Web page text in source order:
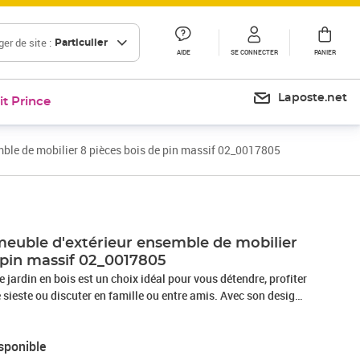
de site : Particulier
AIDE SE CONNECTER PANIER
Prince Laposte.net
de mobilier 8 pièces bois de pin massif 02_0017805
d'extérieur ensemble de mobilier
massif 02_0017805
jardin en bois est un choix idéal pour vous détendre, profiter
ou discuter en famille ou entre amis. Avec son design
de canapés en bois ajoute une touche de charme
est très durable, résistant aux intempéries et